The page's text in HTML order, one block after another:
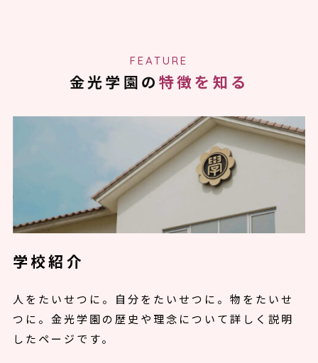
FEATURE
金光学園の 特徴を知る
学校紹介
人をたいせつに。自分をたいせつに。物をたいせ
つに。金光学園の歴史や理念について詳しく説明
したページです。